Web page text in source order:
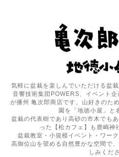
気軽に盆栽を楽しんでいただける盆
音響技術集団POWERS、イベント
が播州 亀次郎商店です。山好きのた
園を「地徳小屋」と
盆栽の代表樹であり高砂の市木でも
った【松カフェ】も鹿嶋神
盆栽教室・小規模イベント・ワー
高御位山を望める自然豊かな空間で
しみくだ